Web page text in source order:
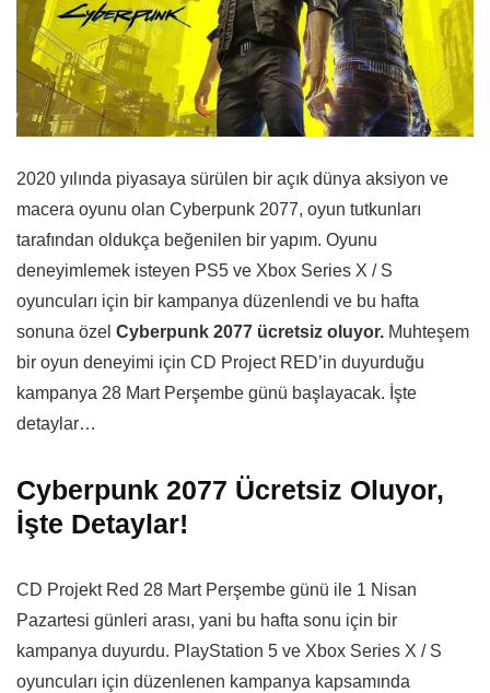
2020 yılında piyasaya sürülen bir açık dünya aksiyon ve
macera oyunu olan Cyberpunk 2077, oyun tutkunları
tarafından oldukça beğenilen bir yapım. Oyunu
deneyimlemek isteyen PS5 ve Xbox Series X / S
oyuncuları için bir kampanya düzenlendi ve bu hafta
sonuna özel Cyberpunk 2077 ücretsiz oluyor. Muhteşem
bir oyun deneyimi için CD Project RED’in duyurduğu
kampanya 28 Mart Perşembe günü başlayacak. İşte
detaylar…
Cyberpunk 2077 Ücretsiz Oluyor,
İşte Detaylar!
CD Projekt Red 28 Mart Perşembe günü ile 1 Nisan
Pazartesi günleri arası, yani bu hafta sonu için bir
kampanya duyurdu. PlayStation 5 ve Xbox Series X / S
oyuncuları için düzenlenen kampanya kapsamında